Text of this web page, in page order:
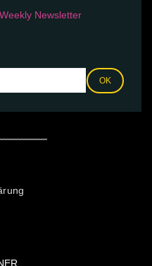
Weekly Newsletter
OK